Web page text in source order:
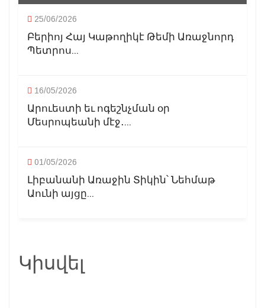
25/06/2026
Բերիոյ Հայ Կաթողիկէ Թեմի Առաջնորդ
Պետրոս...
16/05/2026
Արուեստի եւ ոգեշնչման օր
Մեսրոպեանի մէջ․...
01/05/2026
Լիբանանի Առաջին Տիկին՝ Նեհմաթ
Աունի այցը...
Կիսվել